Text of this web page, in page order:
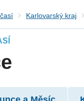
Karlovarský kraj